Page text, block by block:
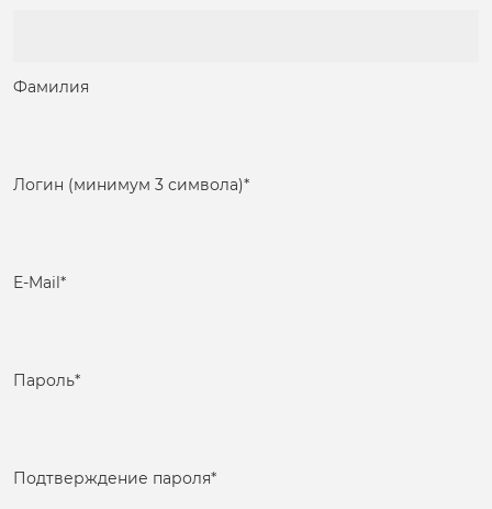
Фамилия
Логин (минимум 3 символа)*
E-Mail*
Пароль*
Подтверждение пароля*